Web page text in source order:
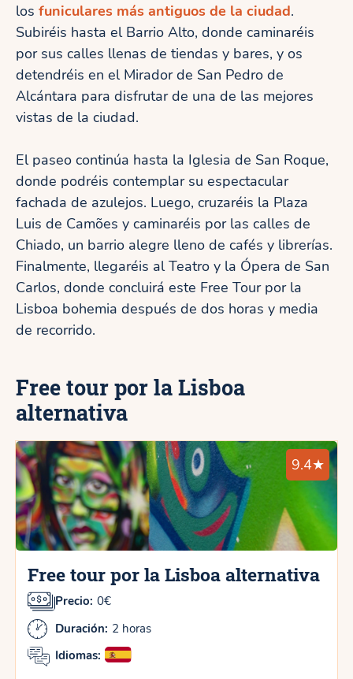
los funiculares más antiguos de la ciudad.
Subiréis hasta el Barrio Alto, donde caminaréis
por sus calles llenas de tiendas y bares, y os
detendréis en el Mirador de San Pedro de
Alcántara para disfrutar de una de las mejores
vistas de la ciudad.
El paseo continúa hasta la Iglesia de San Roque,
donde podréis contemplar su espectacular
fachada de azulejos. Luego, cruzaréis la Plaza
Luis de Camões y caminaréis por las calles de
Chiado, un barrio alegre lleno de cafés y librerías.
Finalmente, llegaréis al Teatro y la Ópera de San
Carlos, donde concluirá este Free Tour por la
Lisboa bohemia después de dos horas y media
de recorrido.
Free tour por la Lisboa
alternativa
9.4★
Free tour por la Lisboa alternativa
Precio: 0€
Duración: 2 horas
Idiomas: